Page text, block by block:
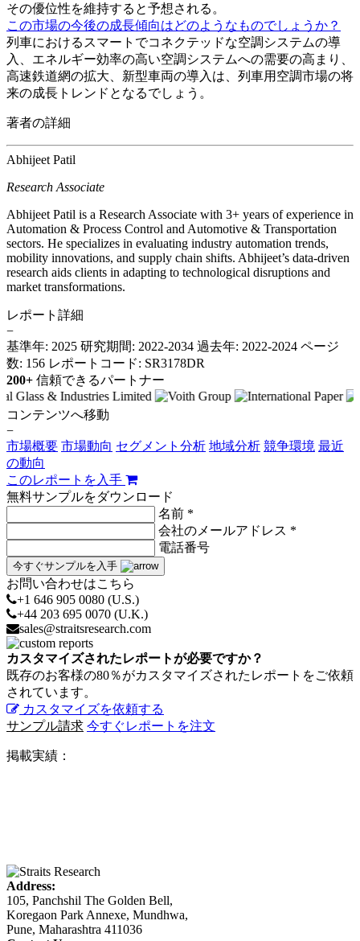
その優位性を維持すると予想される。
この市場の今後の成長傾向はどのようなものでしょうか？
列車におけるスマートでコネクテッドな空調システムの導
入、エネルギー効率の高い空調システムへの需要の高まり、
高速鉄道網の拡大、新型車両の導入は、列車用空調市場の将
来の成長トレンドとなるでしょう。
著者の詳細
Abhijeet Patil
Research Associate
Abhijeet Patil is a Research Associate with 3+ years of experience in
Automation & Process Control and Automotive & Transportation
sectors. He specializes in evaluating industry automation trends,
mobility innovations, and supply chain shifts. Abhijeet’s data-driven
research aids clients in adapting to technological disruptions and
market transformations.
レポート詳細
−
基準年: 2025 研究期間: 2022-2034 過去年: 2022-2024 ページ
数: 156 レポートコード: SR3178DR
200+ 信頼できるパートナー
コンテンツへ移動
−
市場概要 市場動向 セグメント分析 地域分析 競争環境 最近
の動向
このレポートを入手
無料サンプルをダウンロード
名前 *
会社のメールアドレス *
電話番号
今すぐサンプルを入手
お問い合わせはこちら
+1 646 905 0080 (U.S.)
+44 203 695 0070 (U.K.)
sales@straitsresearch.com
カスタマイズされたレポートが必要ですか？
既存のお客様の80％がカスタマイズされたレポートをご依頼
されています。
カスタマイズを依頼する
サンプル請求 今すぐレポートを注文
掲載実績：
Address:
105, Panchshil The Golden Bell,
Koregaon Park Annexe, Mundhwa,
Pune, Maharashtra 411036